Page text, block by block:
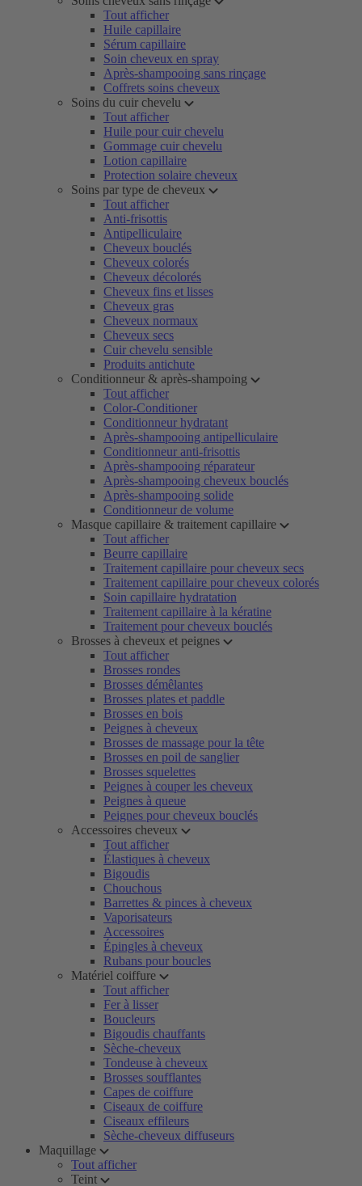
Tout afficher
Huile capillaire
Sérum capillaire
Soin cheveux en spray
Après-shampooing sans rinçage
Coffrets soins cheveux
Soins du cuir chevelu
Tout afficher
Huile pour cuir chevelu
Gommage cuir chevelu
Lotion capillaire
Protection solaire cheveux
Soins par type de cheveux
Tout afficher
Anti-frisottis
Antipelliculaire
Cheveux bouclés
Cheveux colorés
Cheveux décolorés
Cheveux fins et lisses
Cheveux gras
Cheveux normaux
Cheveux secs
Cuir chevelu sensible
Produits antichute
Conditionneur & après-shampoing
Tout afficher
Color-Conditioner
Conditionneur hydratant
Après-shampooing antipelliculaire
Conditionneur anti-frisottis
Après-shampooing réparateur
Après-shampooing cheveux bouclés
Après-shampooing solide
Conditionneur de volume
Masque capillaire & traitement capillaire
Tout afficher
Beurre capillaire
Traitement capillaire pour cheveux secs
Traitement capillaire pour cheveux colorés
Soin capillaire hydratation
Traitement capillaire à la kératine
Traitement pour cheveux bouclés
Brosses à cheveux et peignes
Tout afficher
Brosses rondes
Brosses démêlantes
Brosses plates et paddle
Brosses en bois
Peignes à cheveux
Brosses de massage pour la tête
Brosses en poil de sanglier
Brosses squelettes
Peignes à couper les cheveux
Peignes à queue
Peignes pour cheveux bouclés
Accessoires cheveux
Tout afficher
Élastiques à cheveux
Bigoudis
Chouchous
Barrettes & pinces à cheveux
Vaporisateurs
Accessoires
Épingles à cheveux
Rubans pour boucles
Matériel coiffure
Tout afficher
Fer à lisser
Boucleurs
Bigoudis chauffants
Sèche-cheveux
Tondeuse à cheveux
Brosses soufflantes
Capes de coiffure
Ciseaux de coiffure
Ciseaux effileurs
Sèche-cheveux diffuseurs
Maquillage
Tout afficher
Teint